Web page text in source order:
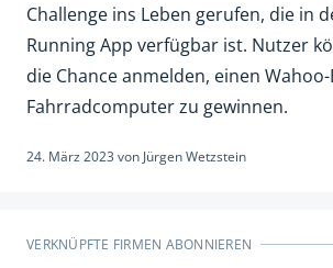
Challenge ins Leben gerufen, die in
Running App verfügbar ist. Nutzer
die Chance anmelden, einen Wahoo-
Fahrradcomputer zu gewinnen.
24. März 2023 von Jürgen Wetzstein
VERKNÜPFTE FIRMEN ABONNIEREN